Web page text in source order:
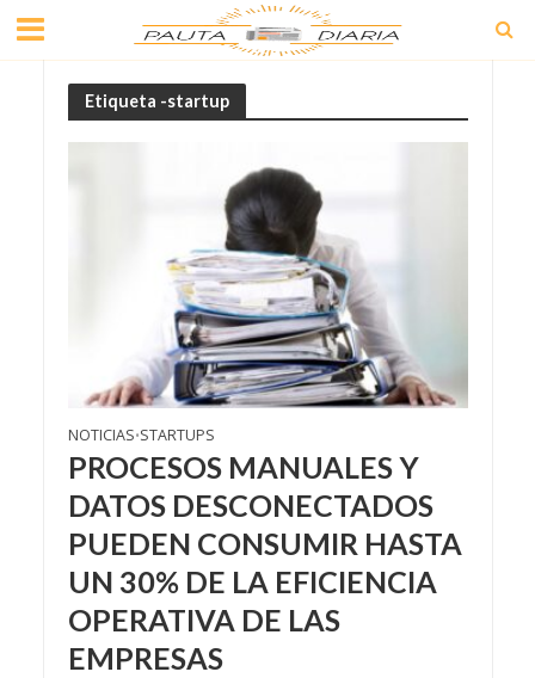
Etiqueta -startup
NOTICIAS•STARTUPS
PROCESOS MANUALES Y
DATOS DESCONECTADOS
PUEDEN CONSUMIR HASTA
UN 30% DE LA EFICIENCIA
OPERATIVA DE LAS
EMPRESAS